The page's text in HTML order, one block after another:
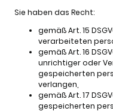
Sie haben das Recht:
gemäß Art. 15
verarbeiteten
gemäß Art. 16
unrichtiger oder
gespeicherten
verlangen,
gemäß Art. 17
gespeicherten